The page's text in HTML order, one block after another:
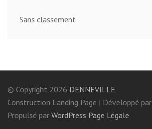
Sans classement
© Copyright 2026 DENNEVILLE
Construction Landing Page | Développé par
Propulsé par WordPress Page Légale